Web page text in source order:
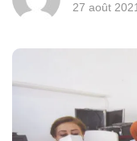
27 août